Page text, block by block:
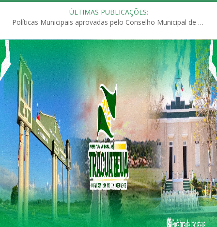
ÚLTIMAS PUBLICAÇÕES:
Políticas Municipais aprovadas pelo Conselho Municipal de Educação (CME)